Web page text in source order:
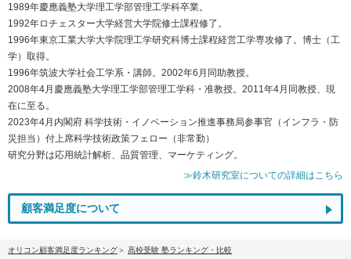
1989年慶應義塾大学理工学部管理工学科卒業。
1992年ロチェスター大学経営大学院修士課程修了。
1996年東京工業大学大学院理工学研究科博士課程経営工学専攻修了。博士（工
学）取得。
1996年筑波大学社会工学系・講師。2002年6月同助教授。
2008年4月慶應義塾大学理工学部管理工学科・准教授。2011年4月同教授、現
在に至る。
2023年4月内閣府 科学技術・イノベーション推進事務局参事官（インフラ・防
災担当）付上席科学技術政策フェロー（非常勤）
研究分野は応用統計解析、品質管理、マーケティング。
≫鈴木研究室についての詳細はこちら
顧客満足度について
オリコン顧客満足度ランキング
高校受験 塾ランキング・比較